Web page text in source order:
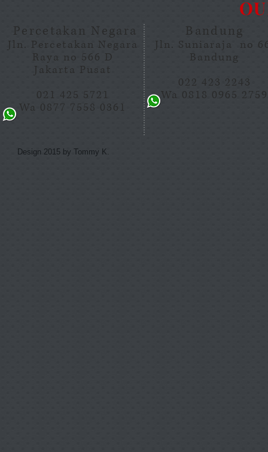
Percetakan Negara
Jln. Percetakan Negara
Raya no 566 D
Jakarta Pusat
021 425 5721
Wa 0877 7558 0361
Bandung
Jln. Suniaraja no
Bandung
022 423 2243
Wa 0818 0965 2759
Design 2015 by Tommy K.